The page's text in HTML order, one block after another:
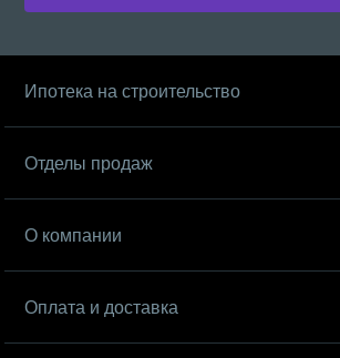
Ипотека на строительство
Отделы продаж
О компании
Оплата и доставка